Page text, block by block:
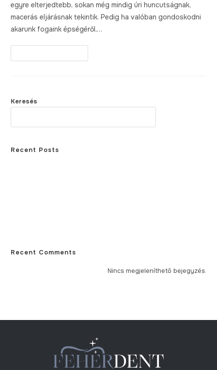
egyre elterjedtebb, sokan még mindig úri huncutságnak,
macerás eljárásnak tekintik. Pedig ha valóban gondoskodni
akarunk fogaink épségéről,…
Keresés
Recent Posts
Recent Comments
Nincs megjeleníthető bejegyzés.